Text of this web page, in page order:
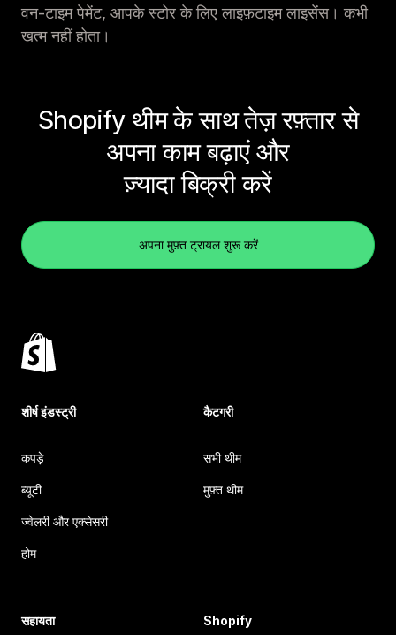
वन-टाइम पेमेंट, आपके स्टोर के लिए लाइफ़टाइम लाइसेंस। कभी
खत्म नहीं होता।
Shopify थीम के साथ तेज़ रफ़्तार से
अपना काम बढ़ाएं और
ज़्यादा बिक्री करें
अपना मुफ़्त ट्रायल शुरू करें
शीर्ष इंडस्ट्री
कपड़े
ब्यूटी
ज्वेलरी और एक्सेसरी
होम
कैटगरी
सभी थीम
मुफ़्त थीम
सहायता Shopify